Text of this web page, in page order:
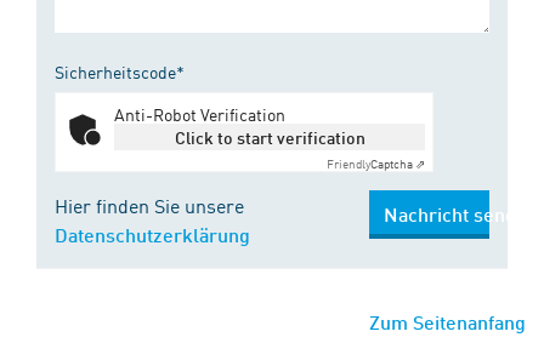
Sicherheitscode*
Anti-Robot Verification
Click to start verification
FriendlyCaptcha ⇗
Hier finden Sie unsere
Datenschutzerklärung
Nachricht senden
Zum Seitenanfang